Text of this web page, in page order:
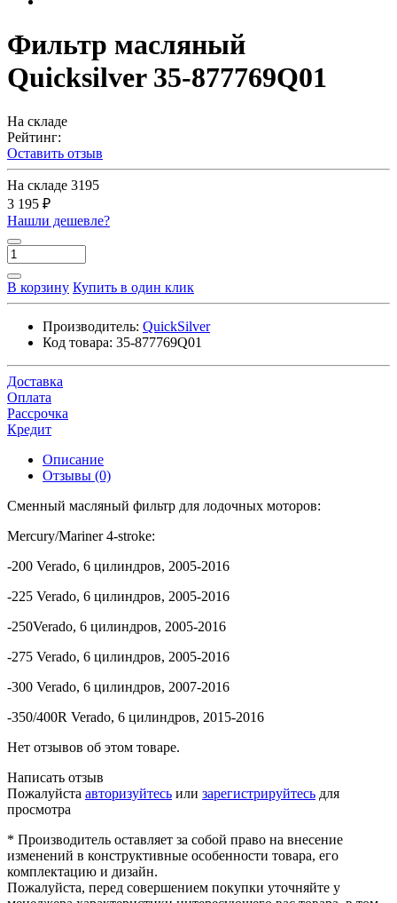
Фильтр масляный
Quicksilver 35-877769Q01
На складе
Рейтинг:
Оставить отзыв
На складе 3195
3 195 ₽
Нашли дешевле?
В корзину Купить в один клик
Производитель: QuickSilver
Код товара: 35-877769Q01
Доставка
Оплата
Рассрочка
Кредит
Описание
Отзывы (0)
Сменный масляный фильтр для лодочных моторов:
Mercury/Mariner 4-stroke:
-200 Verado, 6 цилиндров, 2005-2016
-225 Verado, 6 цилиндров, 2005-2016
-250Verado, 6 цилиндров, 2005-2016
-275 Verado, 6 цилиндров, 2005-2016
-300 Verado, 6 цилиндров, 2007-2016
-350/400R Verado, 6 цилиндров, 2015-2016
Нет отзывов об этом товаре.
Написать отзыв
Пожалуйста авторизуйтесь или зарегистрируйтесь для
просмотра
* Производитель оставляет за собой право на внесение
изменений в конструктивные особенности товара, его
комплектацию и дизайн.
Пожалуйста, перед совершением покупки уточняйте у